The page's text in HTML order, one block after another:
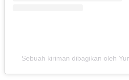
Sebuah kiriman dibagikan oleh